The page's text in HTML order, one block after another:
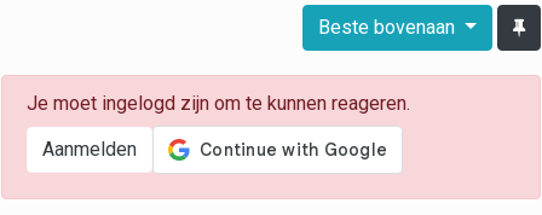
Beste bovenaan
Je moet ingelogd zijn om te kunnen reageren.
Aanmelden